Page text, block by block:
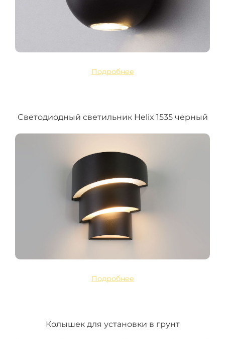
Подробнее
Cветодиодный светильник Helix 1535 черный
Подробнее
Колышек для установки в грунт